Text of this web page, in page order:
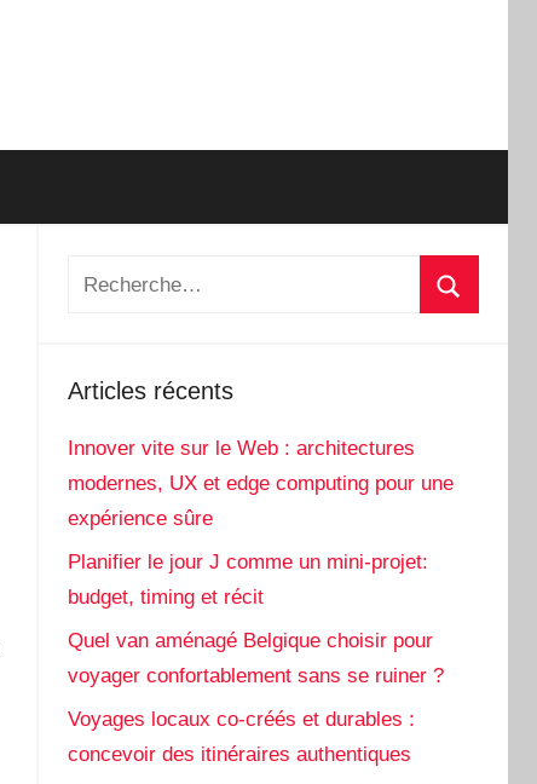
Recherche
Articles récents
Innover vite sur le Web : architectures
modernes, UX et edge computing pour une
expérience sûre
Planifier le jour J comme un mini-projet:
budget, timing et récit
Quel van aménagé Belgique choisir pour
voyager confortablement sans se ruiner ?
Voyages locaux co-créés et durables :
concevoir des itinéraires authentiques